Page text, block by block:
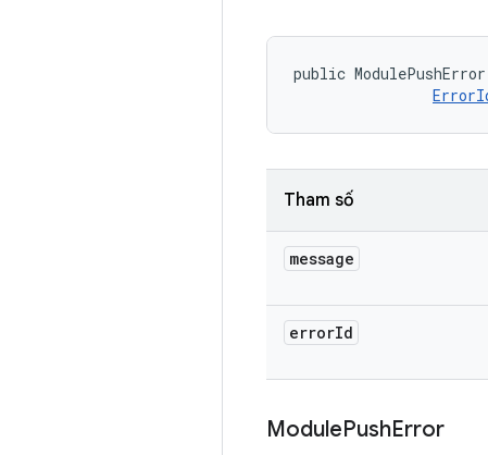
public
Tham số
message
errorId
ModulePushError